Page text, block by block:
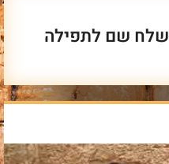
שלח שם לתפילה